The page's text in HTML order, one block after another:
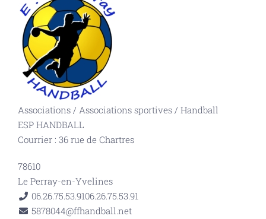
Associations / Associations sportives / Handball
ESP HANDBALL
Courrier : 36 rue de Chartres
78610
Le Perray-en-Yvelines
06.26.75.53.9106.26.75.53.91
5878044@ffhandball.net